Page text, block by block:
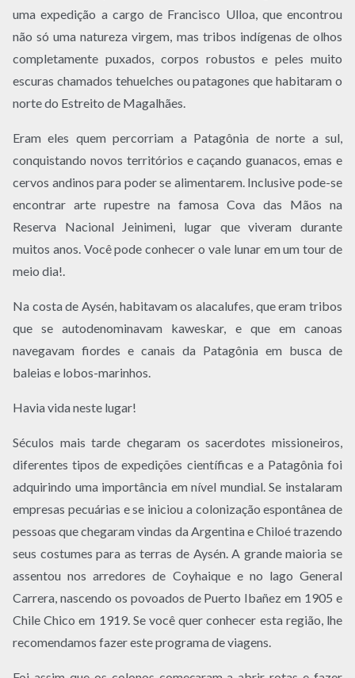
uma expedição a cargo de Francisco Ulloa, que encontrou
não só uma natureza virgem, mas tribos indígenas de olhos
completamente puxados, corpos robustos e peles muito
escuras chamados tehuelches ou patagones que habitaram o
norte do Estreito de Magalhães.
Eram eles quem percorriam a Patagônia de norte a sul,
conquistando novos territórios e caçando guanacos, emas e
cervos andinos para poder se alimentarem. Inclusive pode-se
encontrar arte rupestre na famosa Cova das Mãos na
Reserva Nacional Jeinimeni, lugar que viveram durante
muitos anos. Você pode conhecer o vale lunar em um tour de
meio dia!.
Na costa de Aysén, habitavam os alacalufes, que eram tribos
que se autodenominavam kaweskar, e que em canoas
navegavam fiordes e canais da Patagônia em busca de
baleias e lobos-marinhos.
Havia vida neste lugar!
Séculos mais tarde chegaram os sacerdotes missioneiros,
diferentes tipos de expedições científicas e a Patagônia foi
adquirindo uma importância em nível mundial. Se instalaram
empresas pecuárias e se iniciou a colonização espontânea de
pessoas que chegaram vindas da Argentina e Chiloé trazendo
seus costumes para as terras de Aysén. A grande maioria se
assentou nos arredores de Coyhaique e no lago General
Carrera, nascendo os povoados de Puerto Ibañez em 1905 e
Chile Chico em 1919. Se você quer conhecer esta região, lhe
recomendamos fazer este programa de viagens.